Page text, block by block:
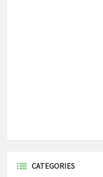
CATEGORIES